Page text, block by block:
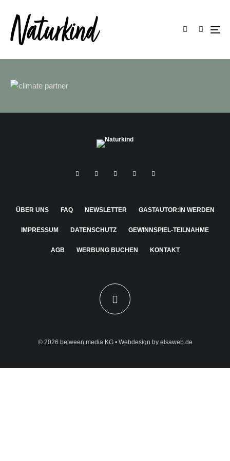
ÜBER UNS FAQ NEWSLETTER GASTAUTOR:IN WERDEN
IMPRESSUM DATENSCHUTZ GEWINNSPIEL-TEILNAHME
AGB WERBUNG BUCHEN KONTAKT
© 2026 between media KG• Webdesign by elsaweb.de